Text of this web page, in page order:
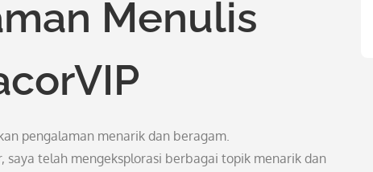
Menulis
pengalaman menarik dan beragam.
telah mengeksplorasi berbagai topik menarik dan